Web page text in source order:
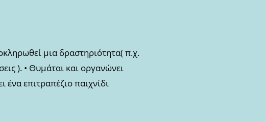
μια δραστηριότητα( π.χ.
). • Θυμάται και οργανώνει
ένα επιτραπέζιο παιχνίδι